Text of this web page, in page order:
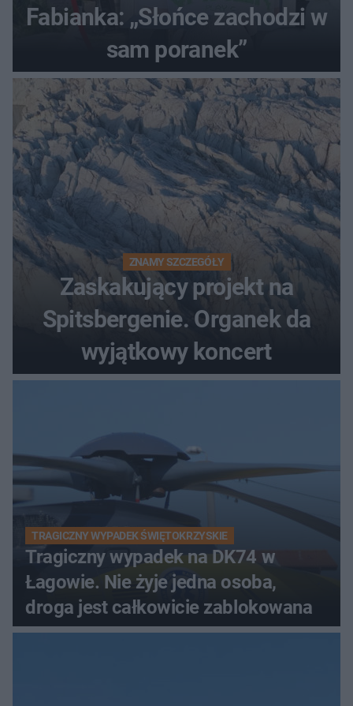
Fabianka: „Słońce zachodzi w
sam poranek”
ZNAMY SZCZEGÓŁY
Zaskakujący projekt na
Spitsbergenie. Organek da
wyjątkowy koncert
TRAGICZNY WYPADEK ŚWIĘTOKRZYSKIE
Tragiczny wypadek na DK74 w
Łagowie. Nie żyje jedna osoba,
droga jest całkowicie zablokowana